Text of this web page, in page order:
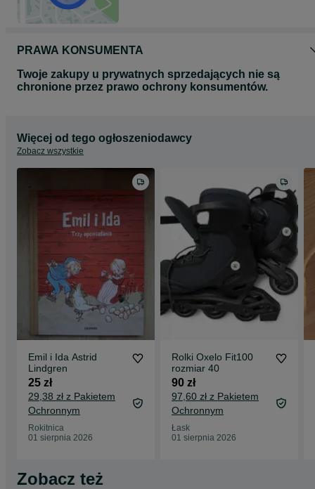
PRAWA KONSUMENTA
Twoje zakupy u prywatnych sprzedających nie są
chronione przez prawo ochrony konsumentów.
Więcej od tego ogłoszeniodawcy
Zobacz wszystkie
Emil i Ida Astrid
Lindgren
25 zł
29,38 zł z Pakietem
Ochronnym
Rokitnica
01 sierpnia 2026
Rolki Oxelo Fit100
rozmiar 40
90 zł
97,60 zł z Pakietem
Ochronnym
Łask
01 sierpnia 2026
Zobacz też